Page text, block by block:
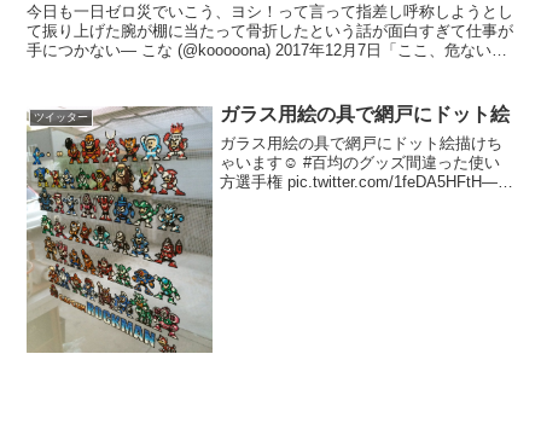
今日も一日ゼロ災でいこう、ヨシ！って言って指差し呼称しようとし
て振り上げた腕が棚に当たって骨折したという話が面白すぎて仕事が
手につかない— こな (@kooooona) 2017年12月7日「ここ、危ないか
ツイッター ガラス用絵の具で網戸にドット絵
ガラス用絵の具で網戸にドット絵描けち
ゃいます☺︎ #百均のグッズ間違った使い
方選手権 pic.twitter.com/1feDA5HFtH—